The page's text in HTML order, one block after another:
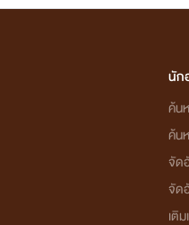
นัก
ค้น
ค้น
จัด
จัด
เติ